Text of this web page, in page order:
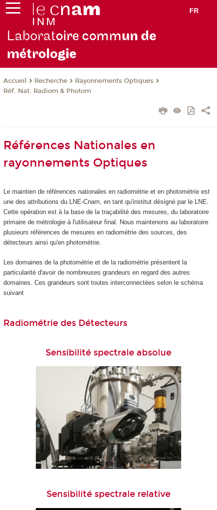
FR
Laboratoire commun de
métrologie
Accueil Recherche
Rayonnements Optiques
Réf. Nat. Radiom & Photom
Références Nationales en
rayonnements Optiques
Le maintien de références nationales en radiométrie et en photométrie est
une des attributions du LNE-Cnam, en tant qu'institut désigné par le LNE.
Cette opération est à la base de la traçabilité des mesures, du laboratoire
primaire de métrologie à l'utilisateur final. Nous maintenons au laboratoire
plusieurs références de mesures en radiométrie des sources, des
détecteurs ainsi qu'en photométrie.
Les domaines de la photométrie et de la radiométrie présentent la
particularité d'avoir de nombreuses grandeurs en regard des autres
domaines. Ces grandeurs sont toutes interconnectées selon le schéma
suivant
Radiométrie des Détecteurs
Sensibilité spectrale absolue
Sensibilité spectrale relative